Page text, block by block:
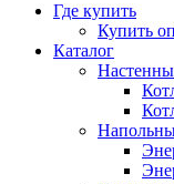
Где купить
Купить
Каталог